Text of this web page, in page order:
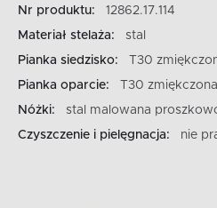
Nr produktu:
12862.17.114
Materiał stelaża:
stal
Pianka siedzisko:
T30
Pianka oparcie:
T30 zmiękczona
Nóżki:
stal malowana
Czyszczenie i pielęgnacja:
nie